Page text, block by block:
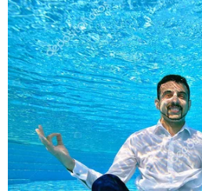
23 May 2023 | 14:17 h
Princesita Mily fue la
revela Metiche: "No le
chico"